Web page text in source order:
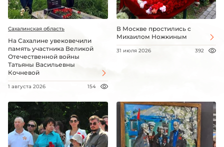
Сахалинская область
На Сахалине увековечили
память участника Великой
Отечественной войны
Татьяны Васильевны
Кочневой
1 августа 2026 154
В Москве простились с
Михаилом Ножкиным
31 июля 2026 392